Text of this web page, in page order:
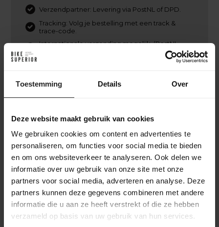
Toestemming Details Over
Deze website maakt gebruik van cookies
We gebruiken cookies om content en advertenties te
personaliseren, om functies voor social media te bieden
en om ons websiteverkeer te analyseren. Ook delen we
informatie over uw gebruik van onze site met onze
partners voor social media, adverteren en analyse. Deze
partners kunnen deze gegevens combineren met andere
informatie die u aan ze heeft verstrekt of die ze hebben
verzameld op basis van uw gebruik van hun services.
Verzendpartner: Levering via PostNL of DPD.
Tracking: Volg je bestelling met een track &
trace-code.
Internationale verzending mogelijk. (PostNL,
staat en verpakking.
Ik heb besteld. En nu?
Na je online bestelling bij BikeSuperior gaan we
direct aan de slag. We bevestigen je bestelling via e-
mail en beginnen met het verzamelen van de
gekozen producten. Zodra alles gereed is,
monteren we indien nodig de fiets of onderdelen.
Daarna wordt je bestelling zorgvuldig verpakt en
verzonden. Je ontvangt een track & trace-code om
de levering te volgen. Heb je gekozen voor een